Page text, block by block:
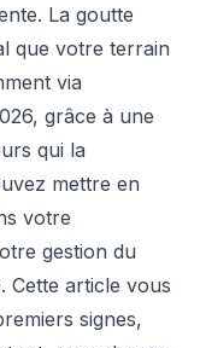
La goutte
que votre terrain
via
grâce à une
qui la
mettre en
votre
gestion du
Cette article vous
signes,